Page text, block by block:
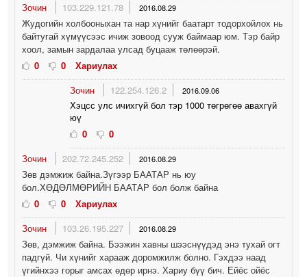
Зочин
103.229.121.78 2016.08.29
Жудогийн холбооныхан та нар хүнийг баатарт тодорхойлох нь
байтугай хүмүүсээс ичиж зовоод сууж баймаар юм. Тэр байр
хоол, замын зардалаа улсад буцааж төлөөрэй.
0
0
Хариулах
Зочин
122.254.126.2 2016.09.06
Хэцсс улс ичихгүй бол тэр 1000 төгрөгөө авахгүй
юү
0
0
Зочин
202.72.245.252 2016.08.29
Зөв дэмжиж байна.Зүгээр БААТАР нь юу
бол.ХӨДӨЛМӨРИЙН БААТАР бол болж байна
0
0
Хариулах
Зочин
103.26.195.227 2016.08.29
Зөв, дэмжиж байна. Бээжин хавны шээснүүдэд энэ тухай огт
падгүй. Чи хүнийг харааж доромжилж болно. Гэхдээ наад
үгийнхээ горыг амсах өдөр ирнэ. Хариу бүү бич. Ейёс ойёс